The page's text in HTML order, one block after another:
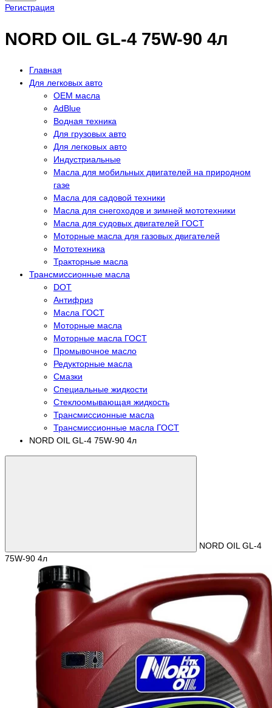
Регистрация
NORD OIL GL-4 75W-90 4л
Главная
Для легковых авто
OEM масла
АdBlue
Водная техника
Для грузовых авто
Для легковых авто
Индустриальные
Масла для мобильных двигателей на природном
газе
Масла для садовой техники
Масла для снегоходов и зимней мототехники
Масла для судовых двигателей ГОСТ
Моторные масла для газовых двигателей
Мототехника
Тракторные масла
Трансмиссионные масла
DOT
Антифриз
Масла ГОСТ
Моторные масла
Моторные масла ГОСТ
Промывочное масло
Редукторные масла
Смазки
Специальные жидкости
Стеклоомывающая жидкость
Трансмиссионные масла
Трансмиссионные масла ГОСТ
NORD OIL GL-4 75W-90 4л
NORD OIL GL-4
75W-90 4л